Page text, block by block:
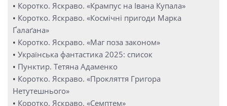
• Коротко. Яскраво. «Крампус на Івана Купала»
• Коротко. Яскраво. «Космічні пригоди Марка
Ґалаґана»
• Коротко. Яскраво. «Маг поза законом»
• Українська фантастика 2025: список
• Пунктир. Тетяна Адаменко
• Коротко. Яскраво. «Прокляття Григора
Нетутешнього»
• Коротко. Яскраво. «Семптем»